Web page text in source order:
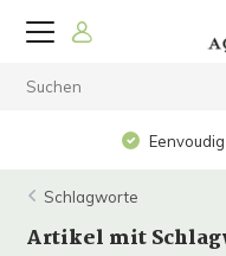
Schlagworte
Artikel mit